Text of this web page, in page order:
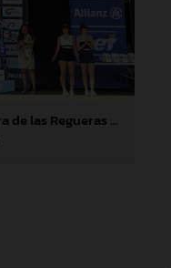
Podio_TR2_5ª Prueba_Pobladura de las Regueras (León)